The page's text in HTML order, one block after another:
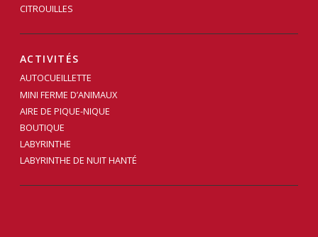
CITROUILLES
ACTIVITÉS
AUTOCUEILLETTE
MINI FERME D’ANIMAUX
AIRE DE PIQUE-NIQUE
BOUTIQUE
LABYRINTHE
LABYRINTHE DE NUIT HANTÉ